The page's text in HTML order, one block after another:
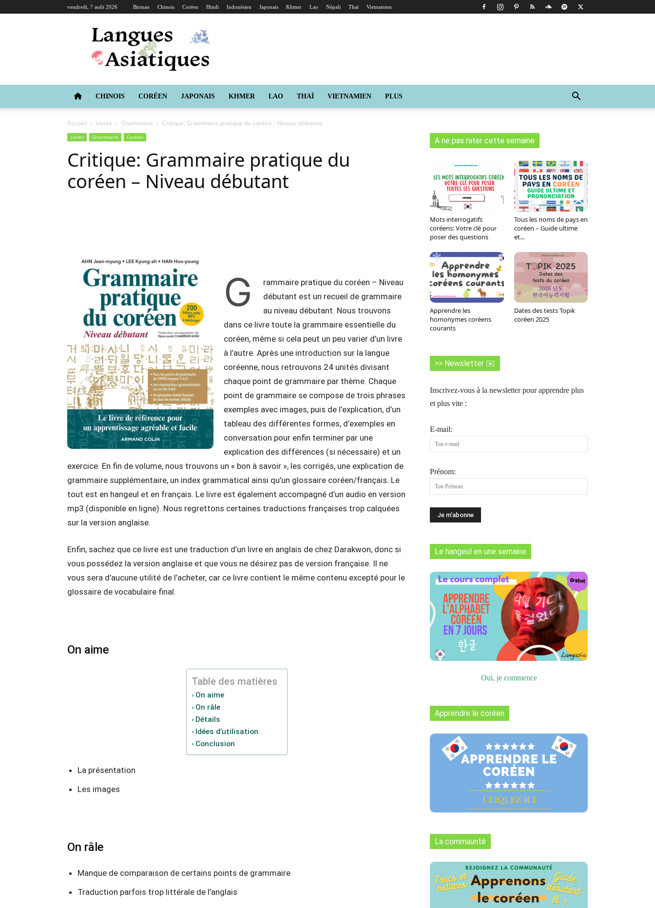
vendredi, 7 août 2026 Birman Chinois Coréen Hindi Indonésien Japonais Khmer Lao Népali Thaï Vietnamien
Langues
Asiatiques
CHINOIS CORÉEN JAPONAIS KHMER LAO THAÏ VIETNAMIEN PLUS
Accueil Livres Grammaire Critique: Grammaire pratique du coréen – Niveau débutant
Livres Grammaire Coréen
Critique: Grammaire pratique du
coréen – Niveau débutant
Tumblr WhatsApp Viber
G
rammaire pratique du coréen – Niveau
débutant est un recueil de grammaire
au niveau débutant. Nous trouvons
dans ce livre toute la grammaire essentielle du
coréen, même si cela peut un peu varier d’un livre
à l’autre. Après une introduction sur la langue
coréenne, nous retrouvons 24 unités divisant
chaque point de grammaire par thème. Chaque
point de grammaire se compose de trois phrases
exemples avec images, puis de l’explication, d’un
tableau des différentes formes, d’exemples en
conversation pour enfin terminer par une
explication des différences (si nécessaire) et un
exercice. En fin de volume, nous trouvons un « bon à savoir », les corrigés, une explication de
grammaire supplémentaire, un index grammatical ainsi qu’un glossaire coréen/français. Le
tout est en hangeul et en français. Le livre est également accompagné d’un audio en version
mp3 (disponible en ligne). Nous regrettons certaines traductions françaises trop calquées
sur la version anglaise.
Enfin, sachez que ce livre est une traduction d’un livre en anglais de chez Darakwon, donc si
vous possédez la version anglaise et que vous ne désirez pas de version française. Il ne
vous sera d’aucune utilité de l’acheter, car ce livre contient le même contenu excepté pour le
glossaire de vocabulaire final.
On aime
Table des matières
On aime
On râle
Détails
Idées d’utilisation
Conclusion
La présentation
Les images
On râle
Manque de comparaison de certains points de grammaire
Traduction parfois trop littérale de l’anglais
A ne pas rater cette semaine
Mots interrogatifs
coréens: Votre clé pour
poser des questions
Tous les noms de pays en
coréen – Guide ultime
et...
Apprendre les
homonymes coréens
courants
Dates des tests Topik
coréen 2025
>> Newsletter ✉️
Inscrivez-vous à la newsletter pour apprendre plus
et plus vite :
E-mail:
Prénom:
Le hangeul en une semaine
Oui, je commence
Apprendre le coréen
La commaunté